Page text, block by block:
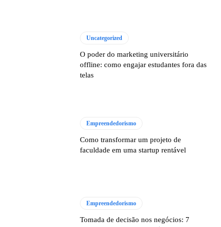
Uncategorized
O poder do marketing universitário
offline: como engajar estudantes fora das
telas
Empreendedorismo
Como transformar um projeto de
faculdade em uma startup rentável
Empreendedorismo
Tomada de decisão nos negócios: 7